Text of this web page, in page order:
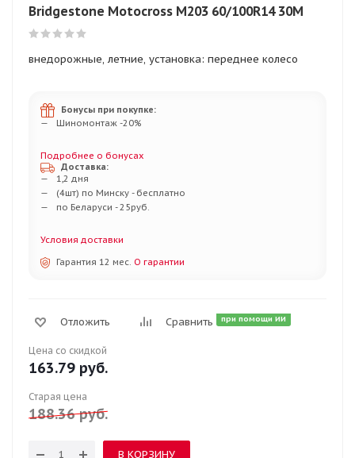
Bridgestone Motocross М203 60/100R14 30M
внедорожные, летние, установка: переднее колесо
Бонусы при покупке:
Шиномонтаж -20%
Подробнее о бонусах
Доставка:
1,2 дня
(4шт) по Минску - бесплатно
по Беларуси - 25руб.
Условия доставки
Гарантия 12 мес. О гарантии
Отложить Сравнить при помощи ИИ
Цена со скидкой
163.79 руб.
Старая цена
188.36руб.
В КОРЗИНУ